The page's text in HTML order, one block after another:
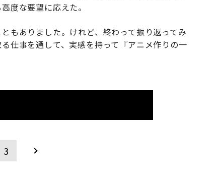
度な要望に応えた。
もありました。けれど、終わって振り返ってみ
仕事を通して、実感を持って『アニメ作りの一
3